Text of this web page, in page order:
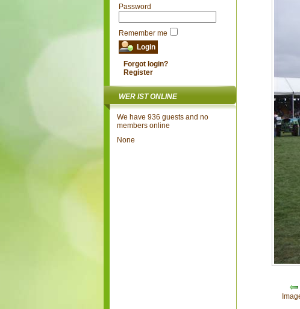
Password
Remember me
Forgot login?
Register
WER IST ONLINE
We have 936 guests and no
members online
None